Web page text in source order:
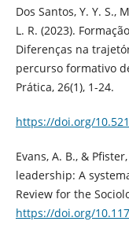
Dos Santos, Y. Y. S.,
L. R. (2023).
Diferenças na
percurso formativo
Prática, 26(1), 1-24.
https://doi.org/
Evans, A. B., &
leadership: A
Review for the
https://doi.org/